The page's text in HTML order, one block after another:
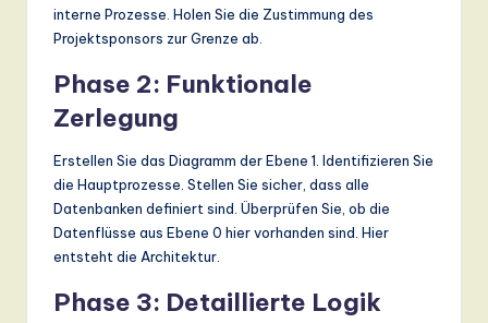
interne Prozesse. Holen Sie die Zustimmung des
Projektsponsors zur Grenze ab.
Phase 2: Funktionale
Zerlegung
Erstellen Sie das Diagramm der Ebene 1. Identifizieren Sie
die Hauptprozesse. Stellen Sie sicher, dass alle
Datenbanken definiert sind. Überprüfen Sie, ob die
Datenflüsse aus Ebene 0 hier vorhanden sind. Hier
entsteht die Architektur.
Phase 3: Detaillierte Logik